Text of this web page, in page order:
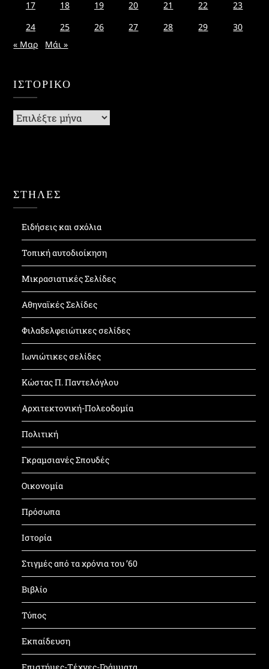
17
18 19 20 21 22
23
24
25 26 27 28 29
30
« Μαρ
Μάι »
ΙΣΤΟΡΙΚΌ
Ιστορικό
ΣΤΗΛΕΣ
Ειδήσεις και σχόλια
Τοπική αυτοδιοίκηση
Μικρασιατικές Σελίδες
Αθηναϊκές Σελίδες
Φιλαδελφειώτικες σελίδες
Ιωνιώτικες σελίδες
Κώστας Π. Παντελόγλου
Αρχιτεκτονική-Πολεοδομία
Πολιτική
Γκραμσιανές Σπουδές
Οικονομία
Πρόσωπα
Ιστορία
Στιγμές από τα χρόνια του ’60
Βιβλίο
Τύπος
Εκπαίδευση